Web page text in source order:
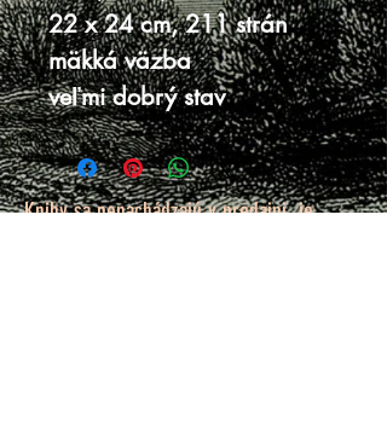
22 x 24 cm, 211 strán
mäkká väzba
veľmi dobrý stav
Knihy sa nenachádzajú v predajni, je